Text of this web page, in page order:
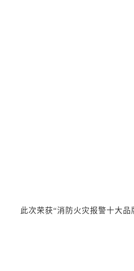
此次荣获“消防火灾报警十大